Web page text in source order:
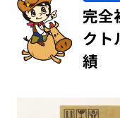
完全
クト
績